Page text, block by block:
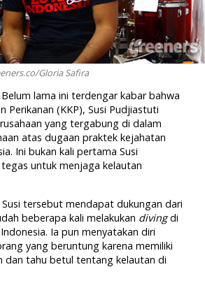
Gloria Safira
Belum lama ini terdengar kabar bahwa
Perikanan (KKP), Susi Pudjiastuti
yang tergabung di dalam
atas dugaan praktek kejahatan
Ini bukan kali pertama Susi
untuk menjaga kelautan
tersebut mendapat dukungan dari
beberapa kali melakukan divingdi
Ia pun menyatakan diri
yang beruntung karena memiliki
dan tahu betul tentang kelautan di